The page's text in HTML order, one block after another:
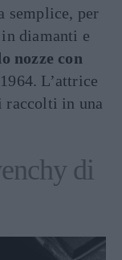
semplice, per
diamanti e
nozze con
L’attrice
in una
di